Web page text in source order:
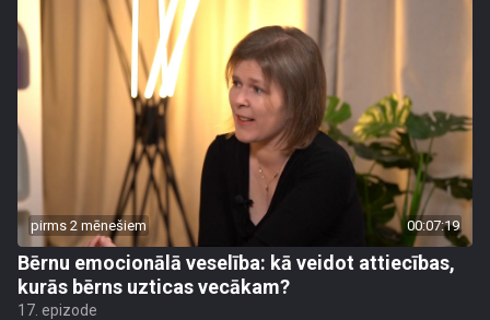
pirms 2 mēnešiem 00:07:19
Bērnu emocionālā veselība: kā veidot attiecības,
kurās bērns uzticas vecākam?
17. epizode